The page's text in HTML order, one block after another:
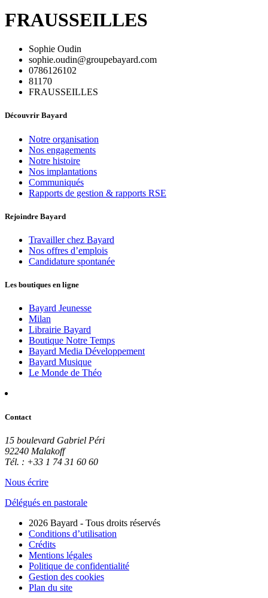
FRAUSSEILLES
Sophie Oudin
sophie.oudin@groupebayard.com
0786126102
81170
FRAUSSEILLES
Découvrir Bayard
Notre organisation
Nos engagements
Notre histoire
Nos implantations
Communiqués
Rapports de gestion & rapports RSE
Rejoindre Bayard
Travailler chez Bayard
Nos offres d’emplois
Candidature spontanée
Les boutiques en ligne
Bayard Jeunesse
Milan
Librairie Bayard
Boutique Notre Temps
Bayard Media Développement
Bayard Musique
Le Monde de Théo
Contact
15 boulevard Gabriel Péri
92240 Malakoff
Tél. : +33 1 74 31 60 60
Nous écrire
Délégués en pastorale
2026 Bayard - Tous droits réservés
Conditions d’utilisation
Crédits
Mentions légales
Politique de confidentialité
Gestion des cookies
Plan du site